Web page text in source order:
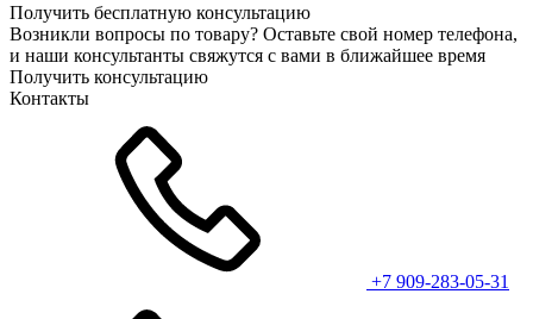
Получить бесплатную консультацию
Возникли вопросы по товару? Оставьте свой номер телефона,
и наши консультанты свяжутся с вами в ближайшее время
Получить консультацию
Контакты
+7 909-283-05-31